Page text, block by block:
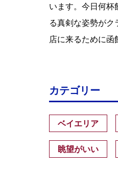
います。今日何
る真剣な姿勢が
店に来るために函
カテゴリー
ベイエリア
眺望がいい